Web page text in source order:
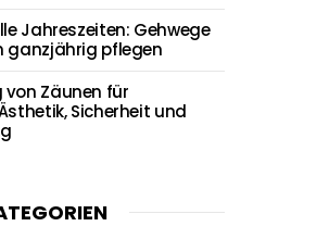
Jahreszeiten: Gehwege
ganzjährig pflegen
von Zäunen für
Sicherheit und